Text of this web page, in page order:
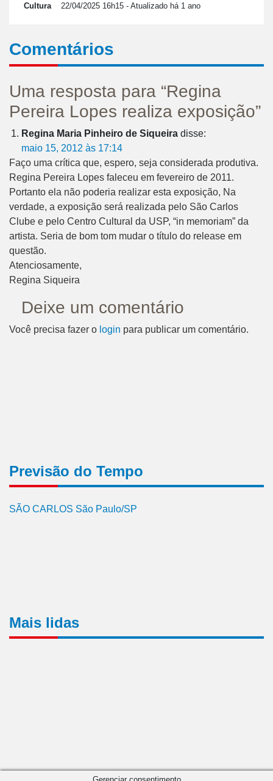
Cultura 22/04/2025 16h15 - Atualizado há 1 ano
Comentários
Uma resposta para “Regina
Pereira Lopes realiza exposição”
Regina Maria Pinheiro de Siqueira disse:
maio 15, 2012 às 17:14
Faço uma crítica que, espero, seja considerada produtiva.
Regina Pereira Lopes faleceu em fevereiro de 2011.
Portanto ela não poderia realizar esta exposição, Na
verdade, a exposição será realizada pelo São Carlos
Clube e pelo Centro Cultural da USP, “in memoriam” da
artista. Seria de bom tom mudar o título do release em
questão.
Atenciosamente,
Regina Siqueira
Deixe um comentário
Você precisa fazer o login para publicar um comentário.
Previsão do Tempo
SÃO CARLOS São Paulo/SP
Mais lidas